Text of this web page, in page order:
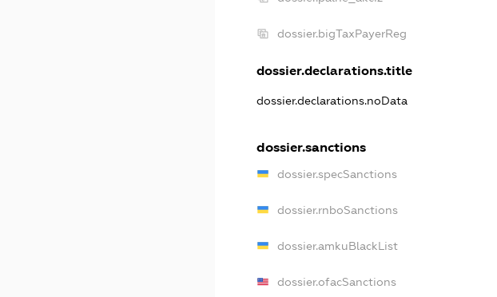
dossier.bigTaxPayerReg
dossier.declarations.title
dossier.declarations.noData
dossier.sanctions
dossier.specSanctions
dossier.rnboSanctions
dossier.amkuBlackList
dossier.ofacSanctions